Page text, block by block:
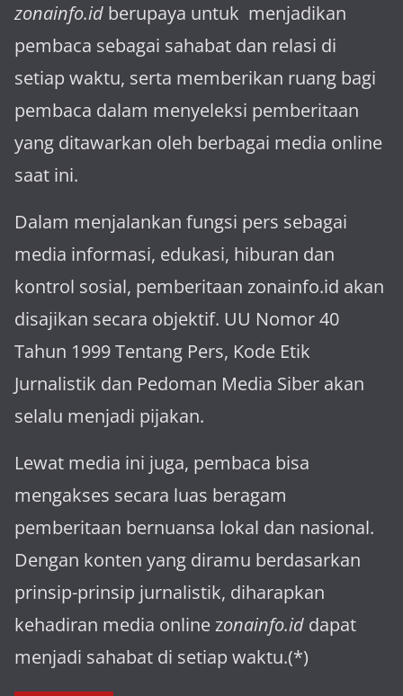
zonainfo.id berupaya untuk menjadikan
pembaca sebagai sahabat dan relasi di
setiap waktu, serta memberikan ruang bagi
pembaca dalam menyeleksi pemberitaan
yang ditawarkan oleh berbagai media online
saat ini.
Dalam menjalankan fungsi pers sebagai
media informasi, edukasi, hiburan dan
kontrol sosial, pemberitaan zonainfo.id akan
disajikan secara objektif. UU Nomor 40
Tahun 1999 Tentang Pers, Kode Etik
Jurnalistik dan Pedoman Media Siber akan
selalu menjadi pijakan.
Lewat media ini juga, pembaca bisa
mengakses secara luas beragam
pemberitaan bernuansa lokal dan nasional.
Dengan konten yang diramu berdasarkan
prinsip-prinsip jurnalistik, diharapkan
kehadiran media online zonainfo.id dapat
menjadi sahabat di setiap waktu.(*)